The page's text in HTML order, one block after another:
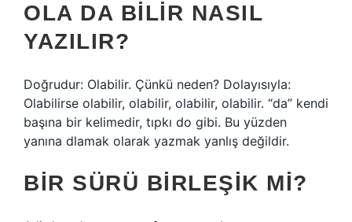
OLA DA BILIR NASIL
YAZILIR?
Doğrudur: Olabilir. Çünkü neden? Dolayısıyla:
Olabilirse olabilir, olabilir, olabilir, olabilir. “da” kendi
başına bir kelimedir, tıpkı do gibi. Bu yüzden
yanına dlamak olarak yazmak yanlış değildir.
BIR SÜRÜ BIRLEŞIK MI?